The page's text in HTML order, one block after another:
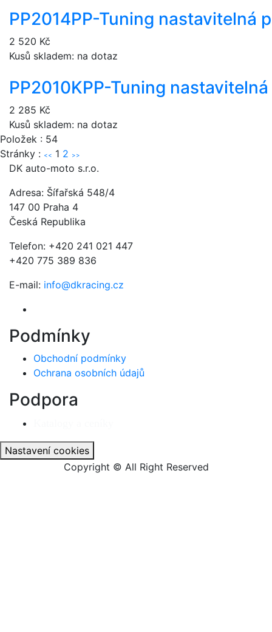
PP2014PP-Tuning nastavitelná
2 520 Kč
Kusů skladem: na dotaz
PP2010KPP-Tuning
2 285 Kč
Kusů skladem: na dotaz
Položek : 54
Stránky : << 1 2 >>
DK auto-moto s.r.o.
Adresa: Šífařská 548/4
147 00 Praha 4
Česká Republika
Telefon: +420 241 021 447
+420 775 389 836
E-mail: info@dkracing.cz
Podmínky
Obchodní podmínky
Ochrana osobních údajů
Podpora
Nastavení cookies
Copyright © All Right Reserved